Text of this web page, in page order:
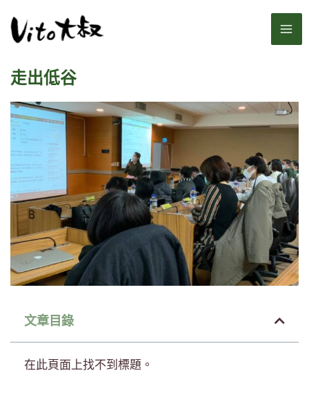
至
走出低谷
文章目錄
在此頁面上找不到標題。